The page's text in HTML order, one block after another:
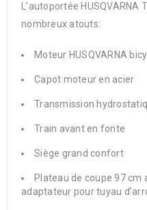
L’autoportée
nombreux atouts:
Moteur HUSQVARNA
Capot moteur en acier
Transmission
Train avant en fonte
Siège grand confort
Plateau de coupe 97
adaptateur pour tuyau